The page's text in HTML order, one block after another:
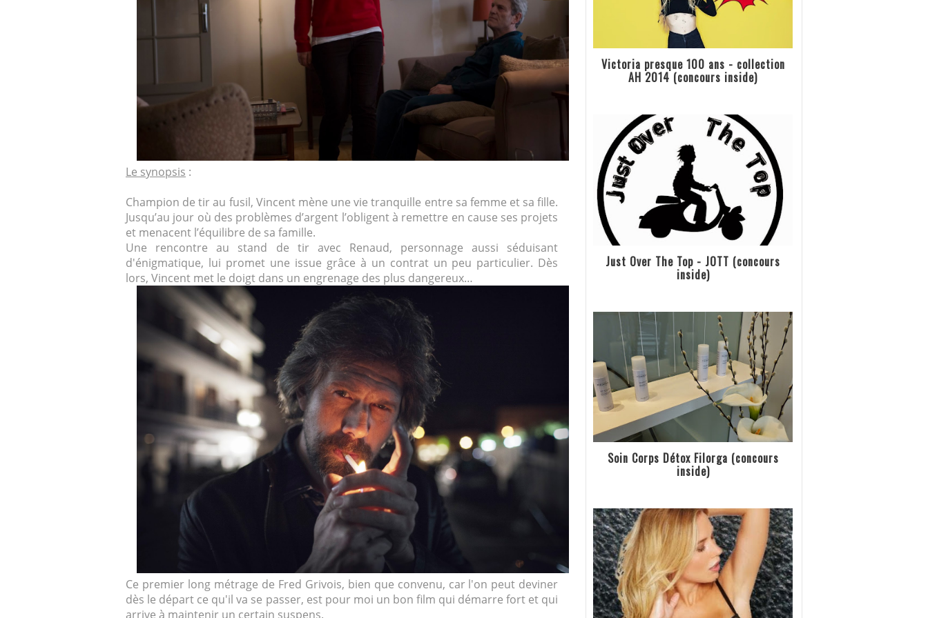
Le synopsis :
Champion de tir au fusil, Vincent mène une vie tranquille entre sa femme et sa fille.
Jusqu’au jour où des problèmes d’argent l’obligent à remettre en cause ses projets
et menacent l’équilibre de sa famille.
Une rencontre au stand de tir avec Renaud, personnage aussi séduisant
d'énigmatique, lui promet une issue grâce à un contrat un peu particulier. Dès
lors, Vincent met le doigt dans un engrenage des plus dangereux…
Ce premier long métrage de Fred Grivois, bien que convenu, car l'on peut deviner
dès le départ ce qu'il va se passer, est pour moi un bon film qui démarre fort et qui
arrive à maintenir un certain suspens.
Victoria presque 100 ans - collection
AH 2014 (concours inside)
Just Over The Top - JOTT (concours
inside)
Soin Corps Détox Filorga (concours
inside)